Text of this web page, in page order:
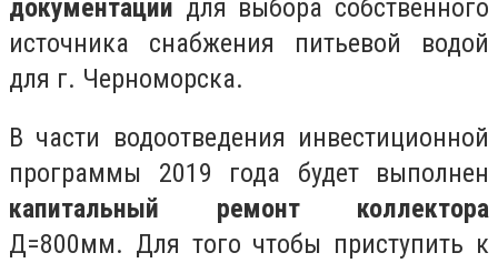
документации для выбора собственного
источника снабжения питьевой водой
для г. Черноморска.
В части водоотведения инвестиционной
программы 2019 года будет выполнен
капитальный ремонт коллектора
Д=800мм. Для того чтобы приступить к